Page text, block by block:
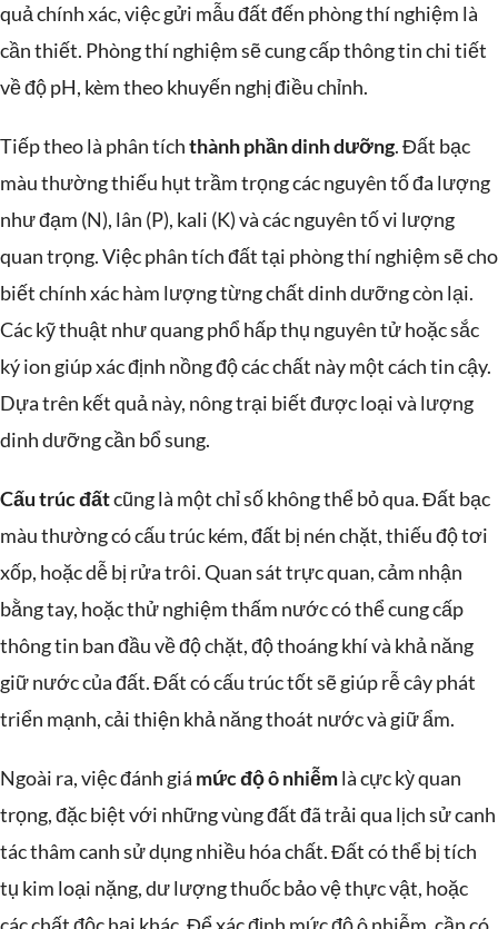
quả chính xác, việc gửi mẫu đất đến phòng thí nghiệm là
cần thiết. Phòng thí nghiệm sẽ cung cấp thông tin chi tiết
về độ pH, kèm theo khuyến nghị điều chỉnh.
Tiếp theo là phân tíchthành phần dinh dưỡng. Đất bạc
màu thường thiếu hụt trầm trọng các nguyên tố đa lượng
như đạm (N), lân (P), kali (K) và các nguyên tố vi lượng
quan trọng. Việc phân tích đất tại phòng thí nghiệm sẽ cho
biết chính xác hàm lượng từng chất dinh dưỡng còn lại.
Các kỹ thuật như quang phổ hấp thụ nguyên tử hoặc sắc
ký ion giúp xác định nồng độ các chất này một cách tin cậy.
Dựa trên kết quả này, nông trại biết được loại và lượng
dinh dưỡng cần bổ sung.
Cấu trúc đấtcũng là một chỉ số không thể bỏ qua. Đất bạc
màu thường có cấu trúc kém, đất bị nén chặt, thiếu độ tơi
xốp, hoặc dễ bị rửa trôi. Quan sát trực quan, cảm nhận
bằng tay, hoặc thử nghiệm thấm nước có thể cung cấp
thông tin ban đầu về độ chặt, độ thoáng khí và khả năng
giữ nước của đất. Đất có cấu trúc tốt sẽ giúp rễ cây phát
triển mạnh, cải thiện khả năng thoát nước và giữ ẩm.
Ngoài ra, việc đánh giá mức độ ô nhiễmlà cực kỳ quan
trọng, đặc biệt với những vùng đất đã trải qua lịch sử canh
tác thâm canh sử dụng nhiều hóa chất. Đất có thể bị tích
tụ kim loại nặng, dư lượng thuốc bảo vệ thực vật, hoặc